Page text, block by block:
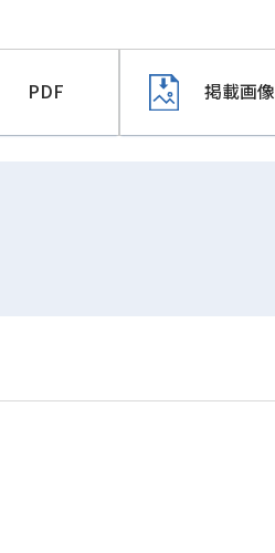
PDF 掲載画像